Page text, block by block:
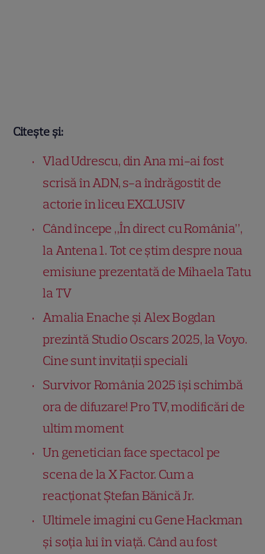
Citește și:
Vlad Udrescu, din Ana mi-ai fost
scrisă în ADN, s-a îndrăgostit de
actorie în liceu EXCLUSIV
Când începe „În direct cu România”,
la Antena 1. Tot ce știm despre noua
emisiune prezentată de Mihaela Tatu
la TV
Amalia Enache și Alex Bogdan
prezintă Studio Oscars 2025, la Voyo.
Cine sunt invitații speciali
Survivor România 2025 își schimbă
ora de difuzare! Pro TV, modificări de
ultim moment
Un genetician face spectacol pe
scena de la X Factor. Cum a
reacționat Ștefan Bănică Jr.
Ultimele imagini cu Gene Hackman
și soția lui în viață. Când au fost